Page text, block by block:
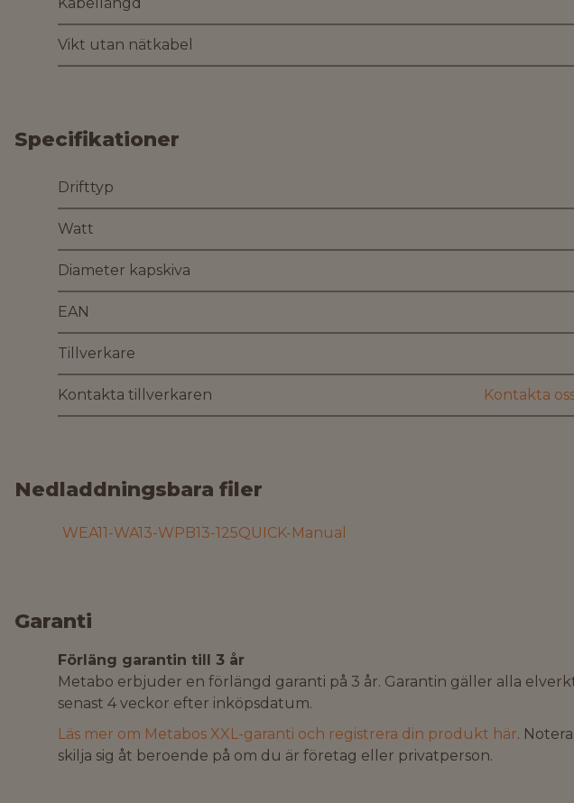
Vikt utan nätkabel
Specifikationer
Drifttyp
Watt
Diameter kapskiva
EAN
Tillverkare
Kontakta tillverkaren Kontakta
Nedladdningsbara filer
WEA11-WA13-WPB13-125QUICK-Manual
Garanti
Förläng garantin till 3 år
Metabo erbjuder en förlängd garanti på 3 år. Garantin gäller alla
senast 4 veckor efter inköpsdatum.
Läs mer om Metabos XXL-garanti och registrera din produkt här.
skilja sig åt beroende på om du är företag eller privatperson.